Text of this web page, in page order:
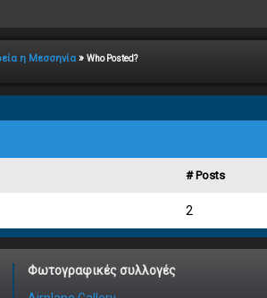
η Μεσσηνία » Who Posted?
# Posts
2
Φωτογραφικές συλλογές